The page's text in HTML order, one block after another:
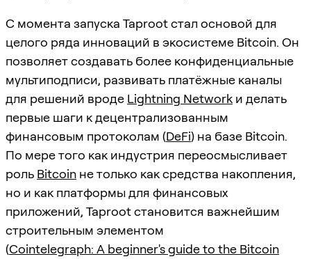
С момента запуска Taproot стал основой для
целого ряда инноваций в экосистеме Bitcoin. Он
позволяет создавать более конфиденциальные
мультиподписи, развивать платёжные каналы
для решений вроде Lightning Network и делать
первые шаги к децентрализованным
финансовым протоколам (DeFi) на базе Bitcoin.
По мере того как индустрия переосмысливает
роль Bitcoin не только как средства накопления,
но и как платформы для финансовых
приложений, Taproot становится важнейшим
строительным элементом
(Cointelegraph: A beginner's guide to the Bitcoin